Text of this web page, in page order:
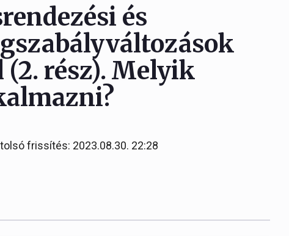
és
rész). Melyik
frissítés: 2023.08.30. 22:28